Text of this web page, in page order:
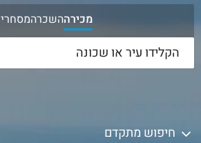
מכירההשכרהמסחרי
חיפוש מתקדם